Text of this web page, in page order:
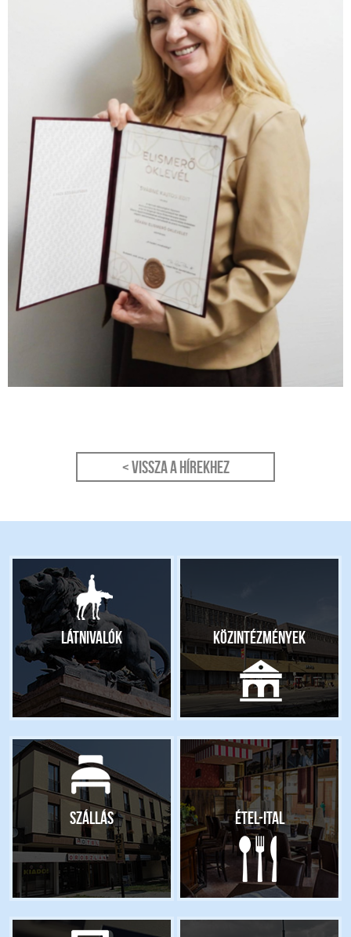
< Vissza a hírekhez
Látnivalók Közintézmények
Szállás Étel-ital